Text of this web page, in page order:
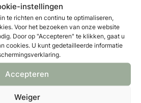
instellingen
te richten en continu te optimaliseren,
Voor het bezoeken van onze website
Door op "Accepteren" te klikken, gaat u
cookies. U kunt gedetailleerde informatie
Accepteren
Weiger
bruidsparen die hun trouwdag
Vind inspiratie, tips en